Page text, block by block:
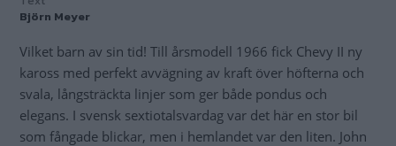
Björn Meyer
Vilket barn av sin tid! Till årsmodell 1966 fick Chevy II ny
kaross med perfekt avvägning av kraft över höfterna och
svala, långsträckta linjer som ger både pondus och
elegans. I svensk sextiotalsvardag var det här en stor bil
som fångade blickar, men i hemlandet var den liten. John